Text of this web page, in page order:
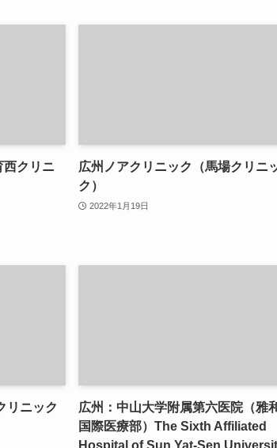
西クリニ
広州ノアクリニック（馬場クリニ
ク）
2022年1月19日
リニック
広州：中山大学附属第六医院（雅
国際医療部）The Sixth Affiliated